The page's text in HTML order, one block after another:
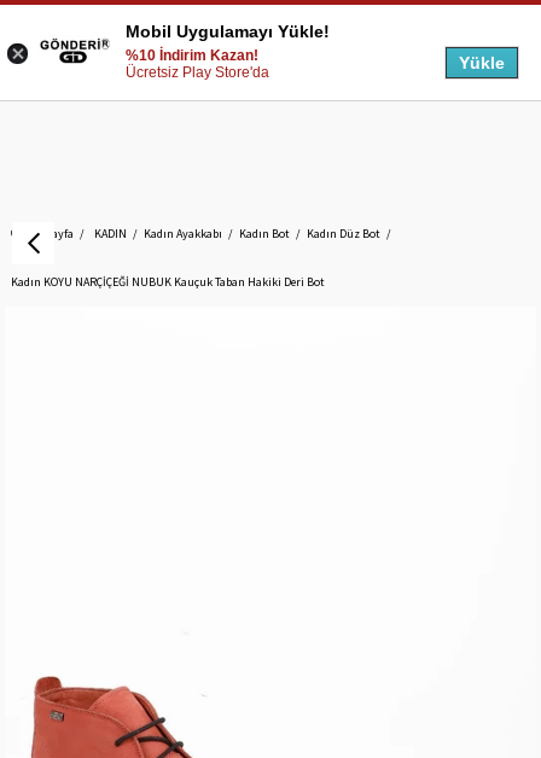
Anasayfa KADIN Kadın Ayakkabı Kadın Bot Kadın Düz Bot
Kadın KOYU NARÇİÇEĞİ NUBUK Kauçuk Taban Hakiki Deri Bot
Mobil Uygulamayı Yükle!
%10 İndirim Kazan!
Ücretsiz Play Store'da
Yükle